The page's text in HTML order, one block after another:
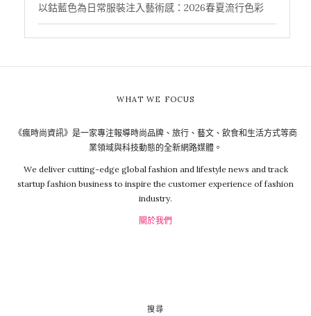
以鈷藍色為日常服裝注入藝術感：2026春夏流行色彩
WHAT WE FOCUS
《瘋時尚資訊》是一家專注報導時尚品牌、旅行、藝文、飲食和生活方式等商
業領域與科技動態的全新網路媒體。
We deliver cutting-edge global fashion and lifestyle news and track
startup fashion business to inspire the customer experience of fashion
industry.
關於我們
搜尋